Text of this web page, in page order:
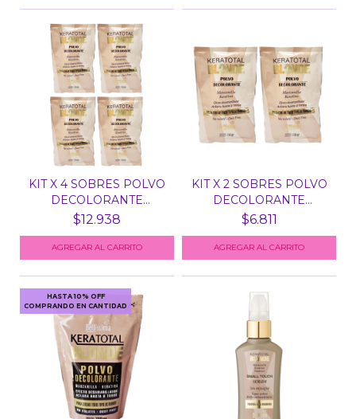
KIT X 4 SOBRES POLVO
DECOLORANTE
BLONDE...
$12.938
KIT X 2 SOBRES POLVO
DECOLORANTE
BLONDE...
$6.811
HASTA 10% OFF
COMPRANDO EN CANTIDAD